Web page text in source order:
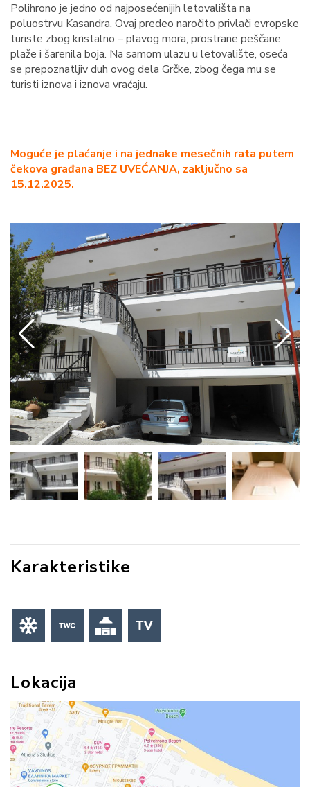
Polihrono je jedno od najposećenijih letovališta na
poluostrvu Kasandra. Ovaj predeo naročito privlači evropske
turiste zbog kristalno – plavog mora, prostrane peščane
plaže i šarenila boja. Na samom ulazu u letovalište, oseća
se prepoznatljiv duh ovog dela Grčke, zbog čega mu se
turisti iznova i iznova vraćaju.
Moguće je plaćanje i na jednake mesečnih rata putem
čekova građana BEZ UVEĆANJA, zaključno sa
15.12.2025.
Karakteristike
Lokacija